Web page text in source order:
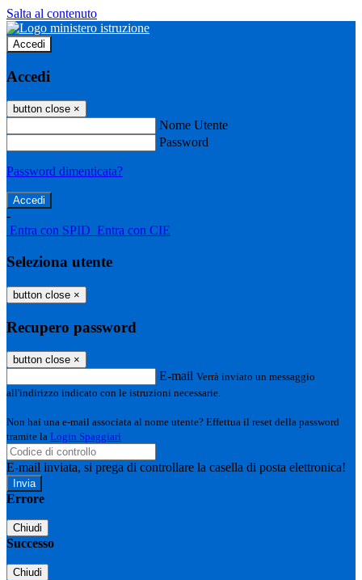
Salta al contenuto
Accedi
Accedi
button close ×
Nome Utente
Password
Password dimenticata?
-
Entra con SPID Entra con CIE
Seleziona utente
button close ×
Recupero password
button close ×
E-mail Verrà inviato un messaggio
all'indirizzo indicato con le istruzioni necessarie.
Non hai una e-mail associata al nome utente? Effettua il reset della password
tramite la Login Spaggiari
E-mail inviata, si prega di controllare la casella di posta elettronica!
Errore
Chiudi
Successo
Chiudi